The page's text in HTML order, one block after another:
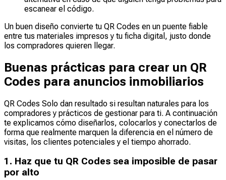
escanear el código.
Un buen diseño convierte tu QR Codes en un puente fiable
entre tus materiales impresos y tu ficha digital, justo donde
los compradores quieren llegar.
Buenas prácticas para crear un QR
Codes para anuncios inmobiliarios
QR Codes Solo dan resultado si resultan naturales para los
compradores y prácticos de gestionar para ti. A continuación
te explicamos cómo diseñarlos, colocarlos y conectarlos de
forma que realmente marquen la diferencia en el número de
visitas, los clientes potenciales y el tiempo ahorrado.
1. Haz que tu QR Codes sea imposible de pasar
por alto